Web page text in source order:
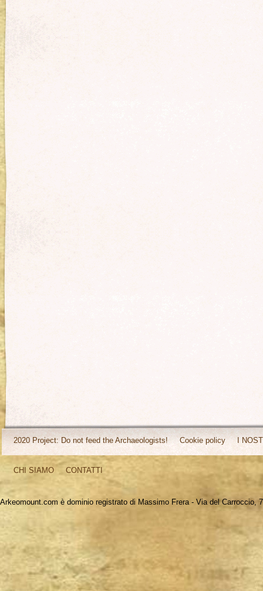
2020 Project: Do not feed the Archaeologists! Cookie policy I
CHI SIAMO CONTATTI
Arkeomount.com è dominio registrato di Massimo Frera - Via del